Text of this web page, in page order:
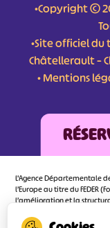
•Copyright ©
•Site officiel du
Châtellerault –
•Mentions
L'Agence Départementale
l’Europe au titre du FEDER
l’amélioration et la
d’orienter au mieux le